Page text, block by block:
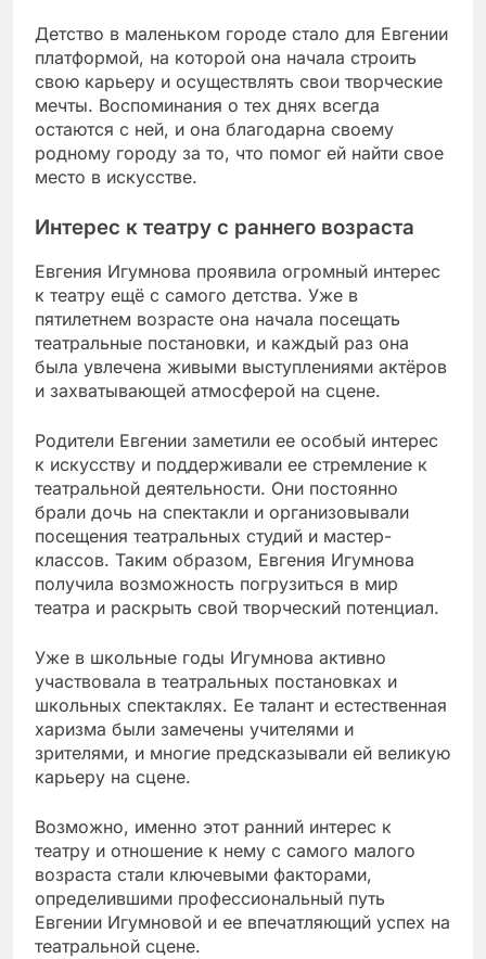
Детство в маленьком городе стало для Евгении
платформой, на которой она начала строить
свою карьеру и осуществлять свои творческие
мечты. Воспоминания о тех днях всегда
остаются с ней, и она благодарна своему
родному городу за то, что помог ей найти свое
место в искусстве.
Интерес к театру с раннего возраста
Евгения Игумнова проявила огромный интерес
к театру ещё с самого детства. Уже в
пятилетнем возрасте она начала посещать
театральные постановки, и каждый раз она
была увлечена живыми выступлениями актёров
и захватывающей атмосферой на сцене.
Родители Евгении заметили ее особый интерес
к искусству и поддерживали ее стремление к
театральной деятельности. Они постоянно
брали дочь на спектакли и организовывали
посещения театральных студий и мастер-
классов. Таким образом, Евгения Игумнова
получила возможность погрузиться в мир
театра и раскрыть свой творческий потенциал.
Уже в школьные годы Игумнова активно
участвовала в театральных постановках и
школьных спектаклях. Ее талант и естественная
харизма были замечены учителями и
зрителями, и многие предсказывали ей великую
карьеру на сцене.
Возможно, именно этот ранний интерес к
театру и отношение к нему с самого малого
возраста стали ключевыми факторами,
определившими профессиональный путь
Евгении Игумновой и ее впечатляющий успех на
театральной сцене.